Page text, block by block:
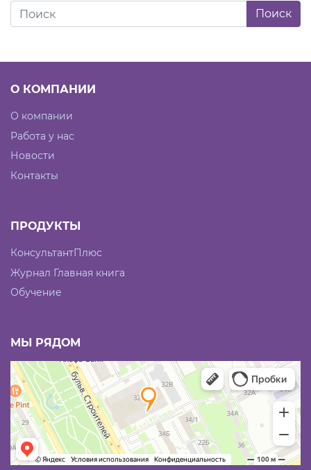
О КОМПАНИИ
О компании
Работа у нас
Новости
Контакты
ПРОДУКТЫ
КонсультантПлюс
Журнал Главная книга
Обучение
МЫ РЯДОМ